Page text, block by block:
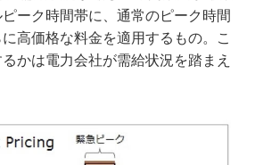
ーク時間帯に、通常のピーク時間
高価格な料金を適用するもの。こ
かは電力会社が需給状況を踏まえ